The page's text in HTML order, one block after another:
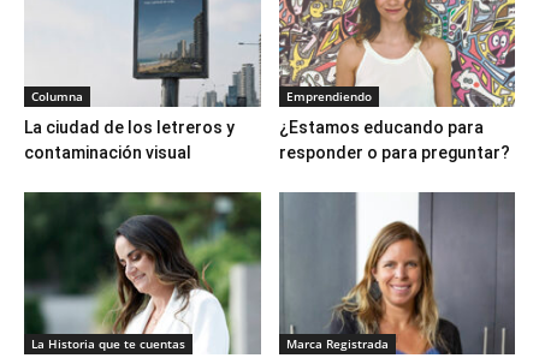
Columna
La ciudad de los letreros y
contaminación visual
Emprendiendo
¿Estamos educando para
responder o para preguntar?
La Historia que te cuentas Marca Registrada